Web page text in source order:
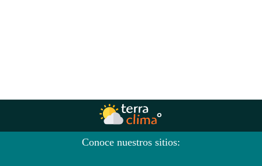
Conoce nuestros sitios: